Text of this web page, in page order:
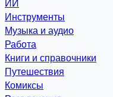
Инструменты
Музыка и аудио
Работа
Книги и справочники
Путешествия
Комиксы